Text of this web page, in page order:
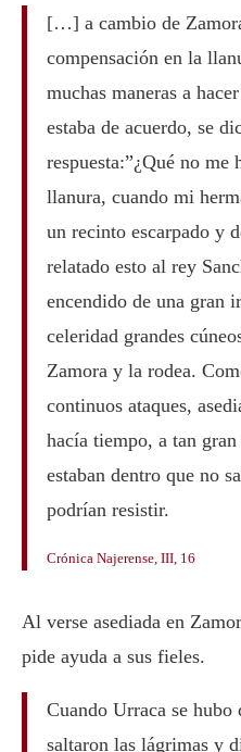
[…] a cambio de
compensación en la
muchas maneras a
estaba de acuerdo, se
respuesta:”¿Qué no me
llanura, cuando mi
un recinto escarpado y
relatado esto al rey
encendido de una gran
celeridad grandes
Zamora y la rodea.
continuos ataques,
hacía tiempo, a tan
estaban dentro que no
podrían resistir.
Crónica Najerense, III, 16
Al verse asediada en
pide ayuda a sus fieles.
Cuando Urraca se hubo
saltaron las lágrimas y